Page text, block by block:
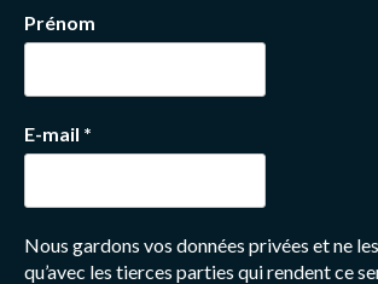
Prénom
E-mail *
Nous gardons vos données privées et ne
qu’avec les tierces parties qui rendent ce